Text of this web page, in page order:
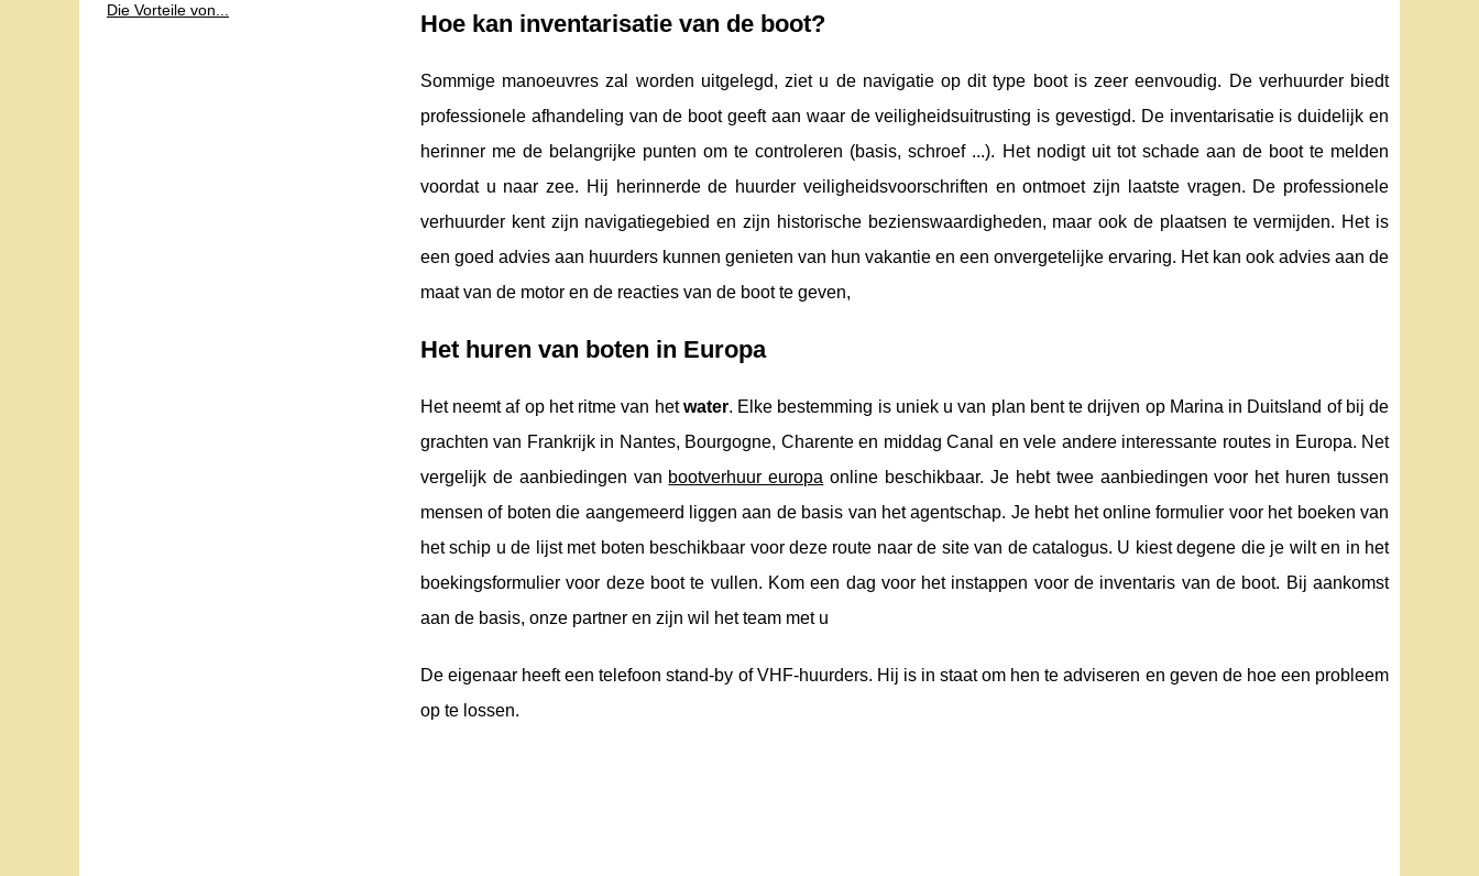
Hoe kan inventarisatie van de boot?
Sommige manoeuvres zal worden uitgelegd, ziet u de navigatie op dit type boot is zeer eenvoudig. De verhuurder biedt
professionele afhandeling van de boot geeft aan waar de veiligheidsuitrusting is gevestigd. De inventarisatie is duidelijk en
herinner me de belangrijke punten om te controleren (basis, schroef ...). Het nodigt uit tot schade aan de boot te melden
voordat u naar zee. Hij herinnerde de huurder veiligheidsvoorschriften en ontmoet zijn laatste vragen. De professionele
verhuurder kent zijn navigatiegebied en zijn historische bezienswaardigheden, maar ook de plaatsen te vermijden. Het is
een goed advies aan huurders kunnen genieten van hun vakantie en een onvergetelijke ervaring. Het kan ook advies aan de
maat van de motor en de reacties van de boot te geven,
Het huren van boten in Europa
Het neemt af op het ritme van hetwater. Elke bestemming is uniek u van plan bent te drijven op Marina in Duitsland of bij de
grachten van Frankrijk in Nantes, Bourgogne, Charente en middag Canal en vele andere interessante routes in Europa. Net
vergelijk de aanbiedingen van bootverhuur europa online beschikbaar. Je hebt twee aanbiedingen voor het huren tussen
mensen of boten die aangemeerd liggen aan de basis van het agentschap. Je hebt het online formulier voor het boeken van
het schip u de lijst met boten beschikbaar voor deze route naar de site van de catalogus. U kiest degene die je wilt en in het
boekingsformulier voor deze boot te vullen. Kom een ​​dag voor het instappen voor de inventaris van de boot. Bij aankomst
aan de basis, onze partner en zijn wil het team met u
De eigenaar heeft een telefoon stand-by of VHF-huurders. Hij is in staat om hen te adviseren en geven de hoe een probleem
op te lossen.
Die Vorteile von...